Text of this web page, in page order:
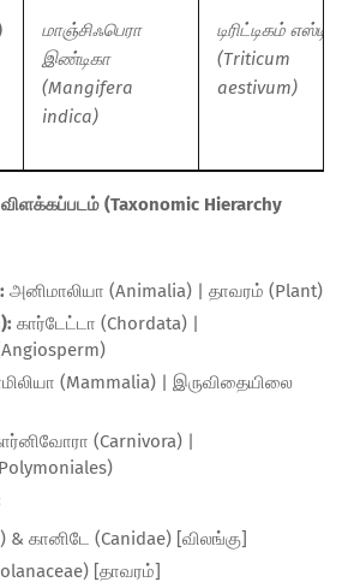
மாஞ்சிஃபெரா
இண்டிகா
(Mangifera
indica)
டிரிட்டிகம்
(Triticum
aestivum)
(Taxonomic Hierarchy
அனிமாலியா (Animalia) | தாவரம் (Plant)
கார்டேட்டா (Chordata) |
(Mammalia) | இருவிதையிலை
(Carnivora) |
& கானிடே (Canidae) [விலங்கு]
[தாவரம்]